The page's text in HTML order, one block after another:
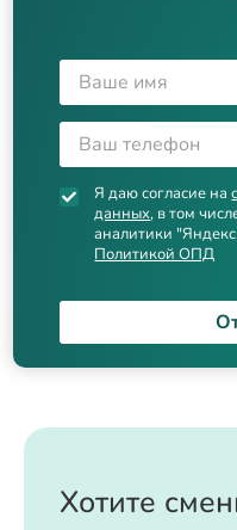
Я даю согласие на
данных, в том
аналитики
Политикой ОПД
Хотите